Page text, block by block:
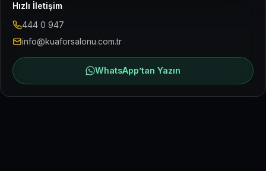
Hızlı İletişim
444 0 947
info@kuaforsalonu.com.tr
WhatsApp’tan Yazın